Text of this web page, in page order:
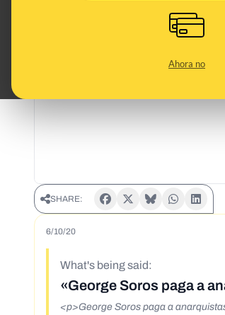
Ahora no
SHARE:
6/10/20
What's being said:
«George Soros paga a
<p>George Soros paga a